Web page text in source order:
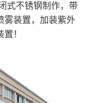
式不锈钢制作，带
雾装置，加装紫外
！